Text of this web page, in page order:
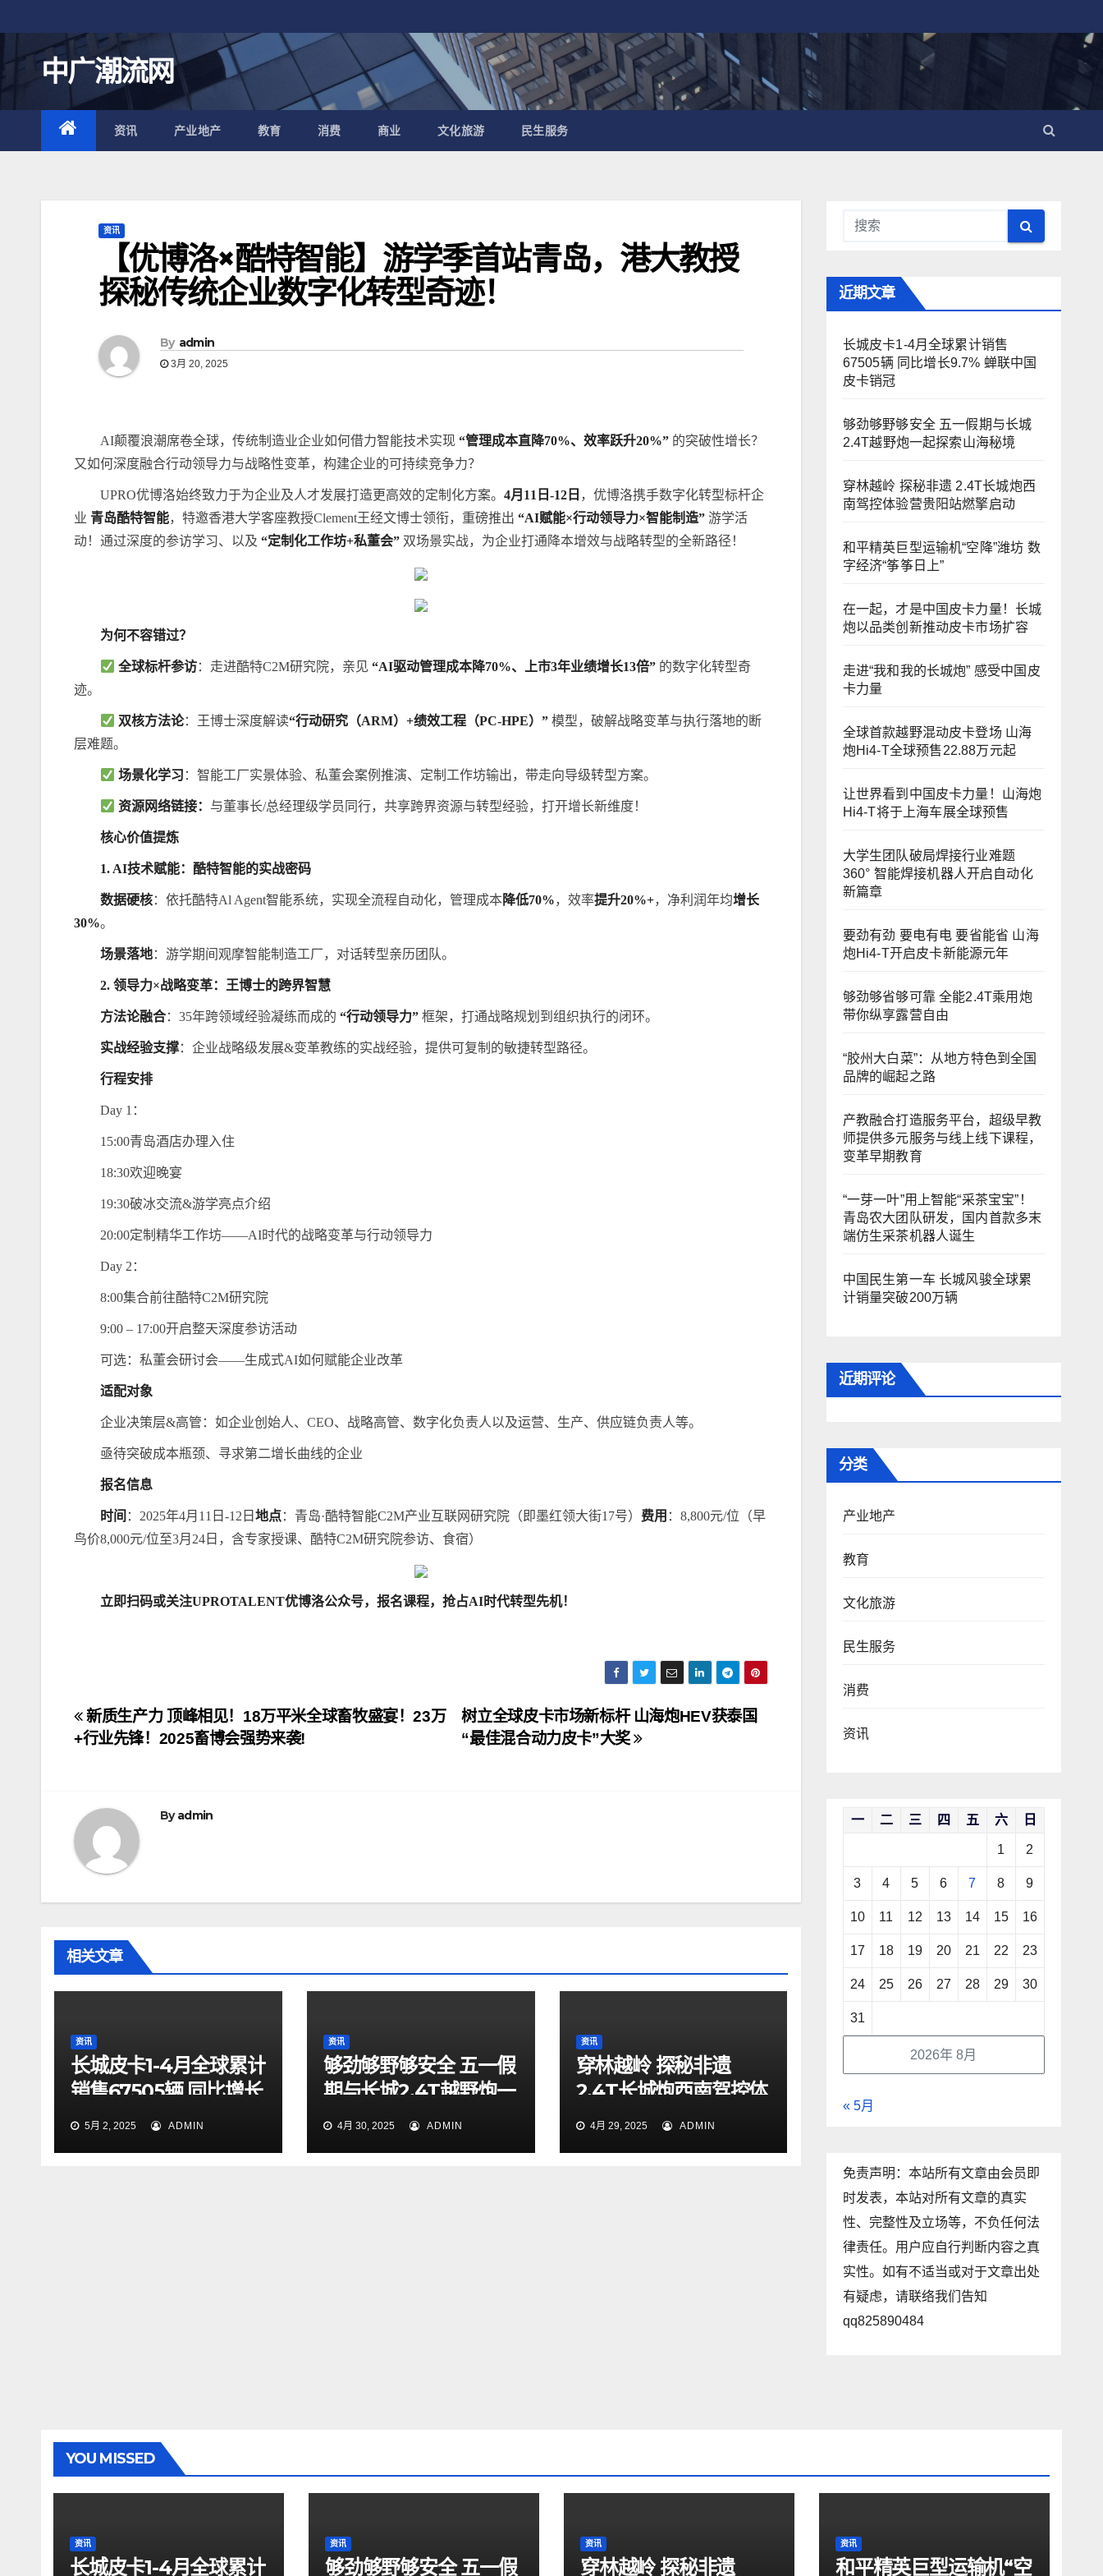
至
内
容
中广潮流网
资讯 产业地产 教育 消费 商业 文化旅游 民生服务
资讯
【优博洛×酷特智能】游学季首站青岛，港大教授
探秘传统企业数字化转型奇迹！
By admin
3月 20, 2025
AI颠覆浪潮席卷全球，传统制造业企业如何借力智能技术实现 “管理成本直降70%、效率跃升20%” 的突破性增长？
又如何深度融合行动领导力与战略性变革，构建企业的可持续竞争力？
UPRO优博洛始终致力于为企业及人才发展打造更高效的定制化方案。 4月11日-12日 ，优博洛携手数字化转型标杆企
业 青岛酷特智能，特邀香港大学客座教授Clement王经文博士领衔，重磅推出 “AI赋能×行动领导力×智能制造” 游学活
动！通过深度的参访学习、以及 “定制化工作坊+私董会” 双场景实战，为企业打通降本增效与战略转型的全新路径！
为何不容错过？
全球标杆参访：走进酷特C2M研究院，亲见“AI驱动管理成本降70%、上市3年业绩增长13倍” 的数字化转型奇
迹。
双核方法论：王博士深度解读“行动研究（ARM）+绩效工程（PC-HPE）” 模型，破解战略变革与执行落地的断
层难题。
场景化学习 ：智能工厂实景体验、私董会案例推演、定制工作坊输出，带走向导级转型方案。
资源网络链接： 与董事长/总经理级学员同行，共享跨界资源与转型经验，打开增长新维度！
核心价值提炼
1. AI技术赋能：酷特智能的实战密码
数据硬核：依托酷特Al Agent智能系统，实现全流程自动化，管理成本降低70%，效率提升20%+，净利润年均增长
30%。
场景落地：游学期间观摩智能制造工厂，对话转型亲历团队。
2. 领导力×战略变革：王博士的跨界智慧
方法论融合：35年跨领域经验凝练而成的 “行动领导力” 框架，打通战略规划到组织执行的闭环。
实战经验支撑：企业战略级发展&变革教练的实战经验，提供可复制的敏捷转型路径。
行程安排
Day 1：
15:00青岛酒店办理入住
18:30欢迎晚宴
19:30破冰交流&游学亮点介绍
20:00定制精华工作坊——AI时代的战略变革与行动领导力
Day 2：
8:00集合前往酷特C2M研究院
9:00 – 17:00开启整天深度参访活动
可选：私董会研讨会——生成式AI如何赋能企业改革
适配对象
企业决策层&高管：如企业创始人、CEO、战略高管、数字化负责人以及运营、生产、供应链负责人等。
亟待突破成本瓶颈、寻求第二增长曲线的企业
报名信息
时间 ：2025年4月11日-12日 地点：青岛·酷特智能C2M产业互联网研究院（即墨红领大街17号） 费用 ：8,800元/位（早
鸟价8,000元/位至3月24日，含专家授课、酷特C2M研究院参访、食宿）
立即扫码或关注UPROTALENT优博洛公众号， 报名课程， 抢占AI时代转型先机！
文
章
航
树立全球皮卡市场新标杆 山海炮HEV获泰国
“最佳混合动力皮卡”大奖
新质生产力 顶峰相见！18万平米全球畜牧盛宴！23万
+行业先锋！2025畜博会强势来袭!
Byadmin
相关文章
资讯
长城皮卡1-4月全球累计
销售67505辆 同比增长
9.7% 蝉联中国皮卡销
5月 2, 2025 ADMIN
资讯
够劲够野够安全 五一假
期与长城2.4T越野炮一
起探索山海秘境
4月 30, 2025 ADMIN
资讯
穿林越岭 探秘非遗
2.4T长城炮西南驾控体
验营贵阳站燃擎启动
4月 29, 2025 ADMIN
近期文章
长城皮卡1-4月全球累计销售
67505辆 同比增长9.7% 蝉联中国
皮卡销冠
够劲够野够安全 五一假期与长城
2.4T越野炮一起探索山海秘境
穿林越岭 探秘非遗 2.4T长城炮西
南驾控体验营贵阳站燃擎启动
和平精英巨型运输机“空降”潍坊 数
字经济“筝筝日上”
在一起，才是中国皮卡力量！长城
炮以品类创新推动皮卡市场扩容
走进“我和我的长城炮” 感受中国皮
卡力量
全球首款越野混动皮卡登场 山海
炮Hi4-T全球预售22.88万元起
让世界看到中国皮卡力量！山海炮
Hi4-T将于上海车展全球预售
大学生团队破局焊接行业难题
360° 智能焊接机器人开启自动化
新篇章
要劲有劲 要电有电 要省能省 山海
炮Hi4-T开启皮卡新能源元年
够劲够省够可靠 全能2.4T乘用炮
带你纵享露营自由
“胶州大白菜”：从地方特色到全国
品牌的崛起之路
产教融合打造服务平台，超级早教
师提供多元服务与线上线下课程，
变革早期教育
“一芽一叶”用上智能“采茶宝宝”！
青岛农大团队研发，国内首款多末
端仿生采茶机器人诞生
中国民生第一车 长城风骏全球累
计销量突破200万辆
近期评论
分类
产业地产
教育
文化旅游
民生服务
消费
资讯
2026年 8月
一 二 三 四 五 六 日
1 2
3 4 5 6 7 8 9
10 11 12 13 14 15 16
17 18 19 20 21 22 23
24 25 26 27 28 29 30
31
« 5月
免责声明：本站所有文章由会员即
时发表，本站对所有文章的真实
性、完整性及立场等，不负任何法
律责任。用户应自行判断内容之真
实性。如有不适当或对于文章出处
有疑虑，请联络我们告知
qq825890484
YOU MISSED
资讯
长城皮卡1-4月全球累计
资讯
够劲够野够安全 五一假
资讯
穿林越岭 探秘非遗
资讯
和平精英巨型运输机“空